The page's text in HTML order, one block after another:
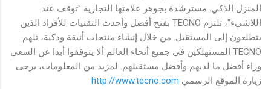
المنزل الذكي. مسترشدة بجوهر علامتها التجارية "توقف عند
اللاشيء"، تلتزم TECNO بفتح أفضل وأحدث التقنيات للأفراد الذين
يتطلعون إلى المستقبل. من خلال إنشاء منتجات أنيقة وذكية، تلهم
TECNO المستهلكين في جميع أنحاء العالم ألا يتوقفوا أبدا عن السعي
وراء أفضل ما لديهم وأفضل مستقبلهم. لمزيد من المعلومات، يرجى
زيارة الموقع الرسمي http://www.tecno.com